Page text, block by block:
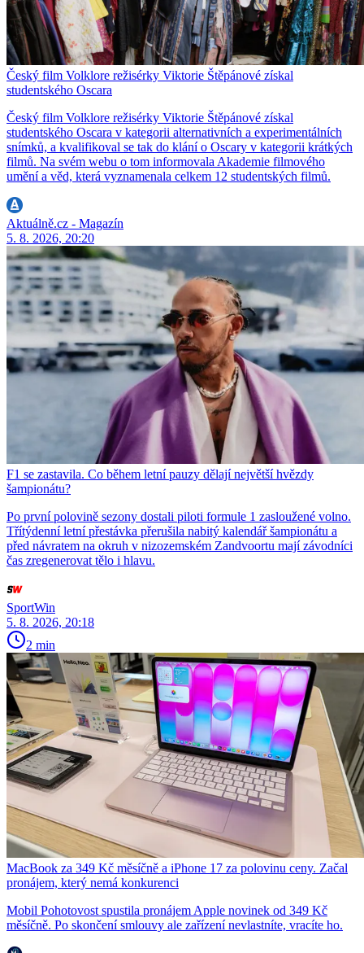
Český film Volklore režisérky Viktorie Štěpánové získal
studentského Oscara
Český film Volklore režisérky Viktorie Štěpánové získal
studentského Oscara v kategorii alternativních a experimentálních
snímků, a kvalifikoval se tak do klání o Oscary v kategorii krátkých
filmů. Na svém webu o tom informovala Akademie filmového
umění a věd, která vyznamenala celkem 12 studentských filmů.
Aktuálně.cz - Magazín
5. 8. 2026, 20:20
F1 se zastavila. Co během letní pauzy dělají největší hvězdy
šampionátu?
Po první polovině sezony dostali piloti formule 1 zasloužené volno.
Třítýdenní letní přestávka přerušila nabitý kalendář šampionátu a
před návratem na okruh v nizozemském Zandvoortu mají závodníci
čas zregenerovat tělo i hlavu.
SportWin
5. 8. 2026, 20:18
2 min
MacBook za 349 Kč měsíčně a iPhone 17 za polovinu ceny. Začal
pronájem, který nemá konkurenci
Mobil Pohotovost spustila pronájem Apple novinek od 349 Kč
měsíčně. Po skončení smlouvy ale zařízení nevlastníte, vracíte ho.